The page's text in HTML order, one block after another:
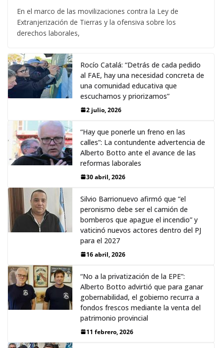
En el marco de las movilizaciones contra la Ley de
Extranjerización de Tierras y la ofensiva sobre los
derechos laborales,
Rocío Catalá: “Detrás de cada pedido
al FAE, hay una necesidad concreta de
una comunidad educativa que
escuchamos y priorizamos”
2 julio, 2026
“Hay que ponerle un freno en las
calles”: La contundente advertencia de
Alberto Botto ante el avance de las
reformas laborales
30 abril, 2026
Silvio Barrionuevo afirmó que “el
peronismo debe ser el camión de
bomberos que apague el incendio” y
vaticinó nuevos actores dentro del PJ
para el 2027
16 abril, 2026
“No a la privatización de la EPE”:
Alberto Botto advirtió que para ganar
gobernabilidad, el gobierno recurra a
fondos frescos mediante la venta del
patrimonio provincial
11 febrero, 2026